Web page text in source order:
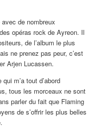
de nombreux
opéras rock de Ayreon. Il
de l’album le plus
ne prenez pas peur, c’est
Arjen Lucassen.
m’a tout d’abord
tous les morceaux ne sont
parler du fait que Flaming
de s’offrir les plus belles